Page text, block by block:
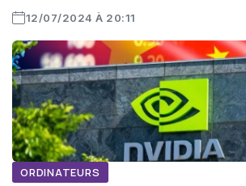
12/07/2024 À 20:11
ORDINATEURS